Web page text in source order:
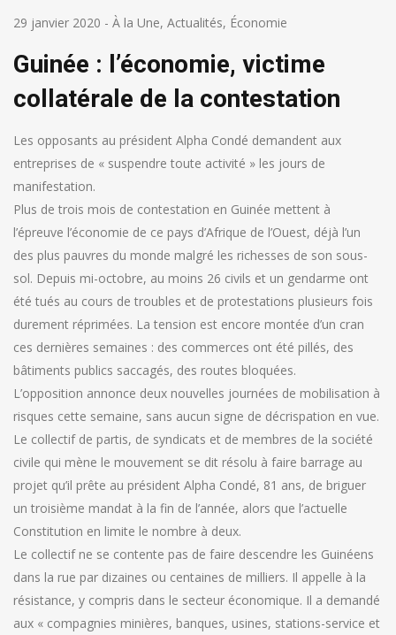
29 janvier 2020 - À la Une, Actualités, Économie
Guinée : l’économie, victime
collatérale de la contestation
Les opposants au président Alpha Condé demandent aux
entreprises de « suspendre toute activité » les jours de
manifestation.
Plus de trois mois de contestation en Guinée mettent à
l’épreuve l’économie de ce pays d’Afrique de l’Ouest, déjà l’un
des plus pauvres du monde malgré les richesses de son sous-
sol. Depuis mi-octobre, au moins 26 civils et un gendarme ont
été tués au cours de troubles et de protestations plusieurs fois
durement réprimées. La tension est encore montée d’un cran
ces dernières semaines : des commerces ont été pillés, des
bâtiments publics saccagés, des routes bloquées.
L’opposition annonce deux nouvelles journées de mobilisation à
risques cette semaine, sans aucun signe de décrispation en vue.
Le collectif de partis, de syndicats et de membres de la société
civile qui mène le mouvement se dit résolu à faire barrage au
projet qu’il prête au président Alpha Condé, 81 ans, de briguer
un troisième mandat à la fin de l’année, alors que l’actuelle
Constitution en limite le nombre à deux.
Le collectif ne se contente pas de faire descendre les Guinéens
dans la rue par dizaines ou centaines de milliers. Il appelle à la
résistance, y compris dans le secteur économique. Il a demandé
aux « compagnies minières, banques, usines, stations-service et